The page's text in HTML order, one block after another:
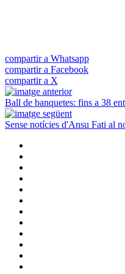
compartir a Whatsapp
compartir a Facebook
compartir a X
Ball de banquetes: fins a 38
Sense notícies d'Ansu Fati al